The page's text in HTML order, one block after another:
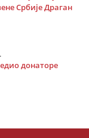
Србије Драган
донаторе